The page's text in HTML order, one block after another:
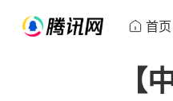
首页